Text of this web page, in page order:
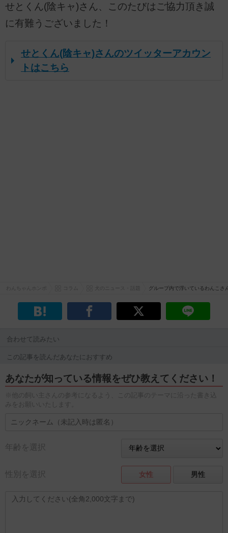
せとくん(陰キャ)さん、このたびはご協力頂き誠
に有難うございました！
せとくん(陰キャ)さんのツイッターアカウン
トはこちら
グループ内で浮いているわんこ
合わせて読みたい
この記事を読んだあなたにおすすめ
あなたが知っている情報をぜひ教えてください！
※他の飼い主さんの参考になるよう、この記事のテーマに沿った書き込
みをお願いいたします。
年齢を選択
性別を選択 女性 男性